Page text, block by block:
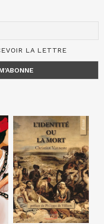
LA LETTRE